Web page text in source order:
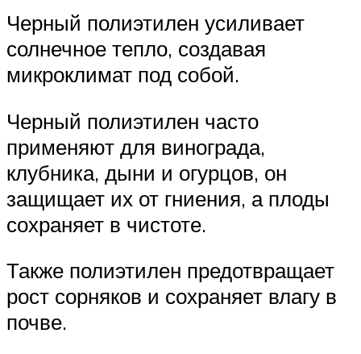
Черный полиэтилен усиливает
солнечное тепло, создавая
микроклимат под собой.
Черный полиэтилен часто
применяют для винограда,
клубника, дыни и огурцов, он
защищает их от гниения, а плоды
сохраняет в чистоте.
Также полиэтилен предотвращает
рост сорняков и сохраняет влагу в
почве.